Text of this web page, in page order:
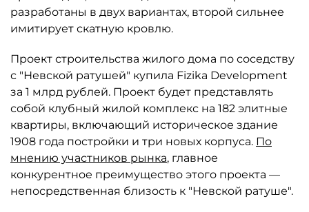
разработаны в двух вариантах, второй сильнее
имитирует скатную кровлю.
Проект строительства жилого дома по соседству
с "Невской ратушей" купила Fizika Development
за 1 млрд рублей. Проект будет представлять
собой клубный жилой комплекс на 182 элитные
квартиры, включающий историческое здание
1908 года постройки и три новых корпуса. По
мнению участников рынка, главное
конкурентное преимущество этого проекта —
непосредственная близость к "Невской ратуше".